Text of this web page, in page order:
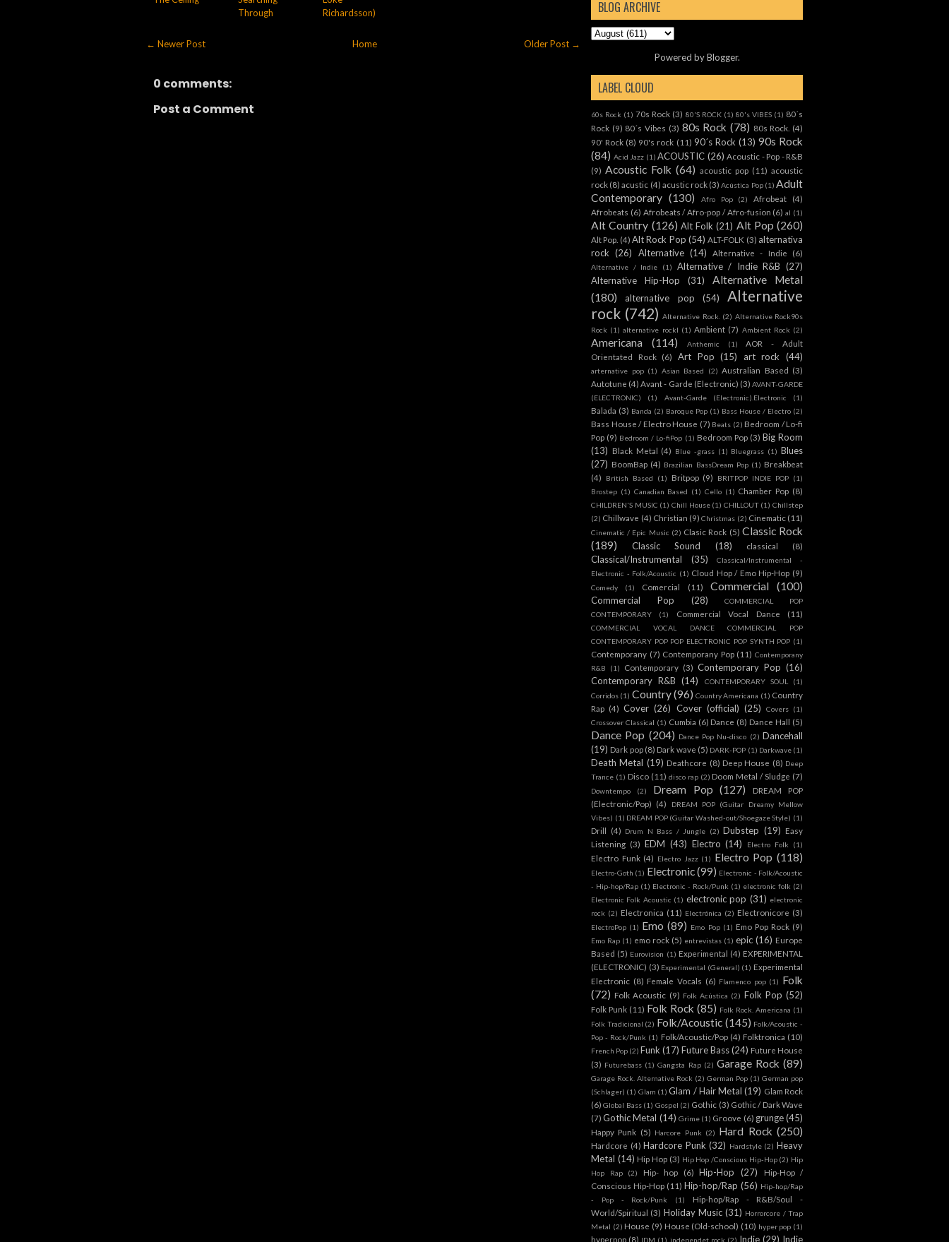
Through
Richardsson)
← Newer Post Older Post →
Home
0 comments:
Post a Comment
BLOG ARCHIVE
Powered byBlogger.
LABEL CLOUD
60s Rock (1) 70s Rock (3) 80'S ROCK (1) 80's VIBES (1) 80´s
Rock (9) 80´s Vibes (3) 80s Rock (78) 80s Rock. (4)
90' Rock (8) 90's rock (11) 90´s Rock (13) 90s Rock
(84) Acid Jazz (1) ACOUSTIC (26) Acoustic - Pop - R&B
(9) Acoustic Folk (64) acoustic pop (11) acoustic
rock (8) acustic (4) acustic rock (3) Acústica Pop (1) Adult
Contemporary (130) Afro Pop (2) Afrobeat
(4)
Afrobeats (6) Afrobeats / Afro-pop / Afro-fusion (6) al (1)
Alt Country (126) Alt Folk (21) Alt Pop (260)
Alt Pop. (4) Alt Rock Pop (54) ALT-FOLK (3) alternativa
rock (26) Alternative (14) Alternative - Indie (6)
Alternative / Indie (1) Alternative / Indie R&B (27)
Alternative Hip-Hop
(31)
Alternative Metal
(180)
alternative pop (54)
Alternative
rock (742) Alternative Rock. (2) Alternative Rock90s
Rock (1) alternative rockl (1) Ambient (7) Ambient Rock (2)
Americana (114) Anthemic (1)
AOR - Adult
Orientated Rock (6) Art Pop (15) art rock (44)
arternative pop (1) Asian Based (2) Australian Based (3)
Autotune (4) Avant - Garde (Electronic) (3) AVANT-GARDE
(ELECTRONIC)
(1) Avant-Garde (Electronic).Electronic (1)
Balada (3) Banda (2) Baroque Pop (1) Bass House / Electro (2)
Bass House / Electro House (7) Beats (2) Bedroom / Lo-fi
Pop (9) Bedroom / Lo-fiPop (1) Bedroom Pop (3) Big Room
(13) Black Metal (4) Blue -grass (1) Bluegrass (1) Blues
(27) BoomBap (4) Brazilian BassDream Pop (1) Breakbeat
(4)
British Based (1) Britpop (9) BRITPOP INDIE POP (1)
Brostep (1) Canadian Based (1) Cello (1) Chamber Pop (8)
CHILDREN'S MUSIC (1) Chill House (1) CHILLOUT (1) Chillstep
(2) Chillwave (4) Christian (9) Christmas (2) Cinematic (11)
Cinematic / Epic Music (2) Clasic Rock (5) Classic Rock
(189)
Classic Sound (18) classical (8)
Classical/Instrumental (35)
Classical/Instrumental -
Electronic - Folk/Acoustic (1) Cloud Hop / Emo Hip-Hop (9)
Comedy (1) Comercial (11) Commercial (100)
Commercial Pop (28)
COMMERCIAL POP
CONTEMPORARY
(1) Commercial Vocal Dance (11)
COMMERCIAL VOCAL DANCE COMMERCIAL POP
CONTEMPORARY POP POP ELECTRONIC POP SYNTH POP (1)
Contemporany (7) Contemporany Pop (11) Contemporany
R&B
(1) Contemporary (3) Contemporary Pop (16)
Contemporary R&B (14) CONTEMPORARY SOUL
(1)
Corridos (1) Country(96) Country Americana (1) Country
Rap (4) Cover (26) Cover (official) (25) Covers (1)
Crossover Classical (1) Cumbia (6) Dance (8) Dance Hall (5)
Dance Pop (204) Dance Pop Nu-disco (2) Dancehall
(19) Dark pop (8) Dark wave (5) DARK-POP (1) Darkwave (1)
Death Metal (19) Deathcore (8) Deep House (8) Deep
Trance (1) Disco (11) disco rap (2) Doom Metal / Sludge (7)
Downtempo (2) Dream Pop (127)
DREAM POP
(Electronic/Pop) (4)
DREAM POP (Guitar Dreamy Mellow
Vibes) (1) DREAM POP (Guitar Washed-out/Shoegaze Style) (1)
Drill (4) Drum N Bass / Jungle (2) Dubstep (19) Easy
Listening (3) EDM (43) Electro (14) Electro Folk (1)
Electro Funk (4) Electro Jazz (1) Electro Pop (118)
Electro-Goth (1) Electronic(99) Electronic - Folk/Acoustic
- Hip-hop/Rap (1) Electronic - Rock/Punk (1) electronic folk (2)
Electronic Folk Acoustic (1) electronic pop (31) electronic
rock (2) Electronica (11) Electrónica (2) Electronicore (3)
ElectroPop (1) Emo (89) Emo Pop (1) Emo Pop Rock (9)
Emo Rap (1) emo rock (5) entrevistas (1) epic (16) Europe
Based (5) Eurovision (1) Experimental (4) EXPERIMENTAL
(ELECTRONIC) (3) Experimental (General) (1) Experimental
Electronic (8) Female Vocals (6) Flamenco pop (1) Folk
(72) Folk Acoustic (9) Folk Acústica (2) Folk Pop (52)
Folk Punk (11) Folk Rock (85) Folk Rock. Americana (1)
Folk Tradicional (2) Folk/Acoustic (145) Folk/Acoustic -
Pop - Rock/Punk (1) Folk/Acoustic/Pop (4) Folktronica (10)
French Pop (2) Funk (17) Future Bass(24) Future House
(3) Futurebass (1) Gangsta Rap (2) Garage Rock (89)
Garage Rock. Alternative Rock (2) German Pop (1) German pop
(Schlager) (1) Glam (1) Glam / Hair Metal (19) Glam Rock
(6) Global Bass (1) Gospel (2) Gothic (3) Gothic / Dark Wave
(7) Gothic Metal (14) Grime (1) Groove (6) grunge (45)
Happy Punk (5) Harcore Punk (2) Hard Rock (250)
Hardcore (4) Hardcore Punk (32) Hardstyle (2) Heavy
Metal (14) Hip Hop (3) Hip Hop /Conscious Hip-Hop (2) Hip
Hop Rap
(2) Hip- hop (6) Hip-Hop (27)
Hip-Hop /
Conscious Hip-Hop (11) Hip-hop/Rap (56) Hip-hop/Rap
- Pop - Rock/Punk
(1)
Hip-hop/Rap - R&B/Soul -
World/Spiritual (3) Holiday Music (31) Horrorcore / Trap
Metal (2) House (9) House (Old-school) (10) hyper pop (1)
hyperpop (8) IDM (1) independet rock (2) Indie (29) Indie